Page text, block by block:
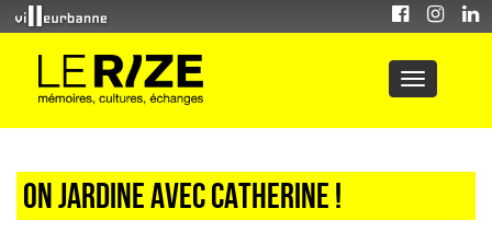
On jardine avec Catherine !